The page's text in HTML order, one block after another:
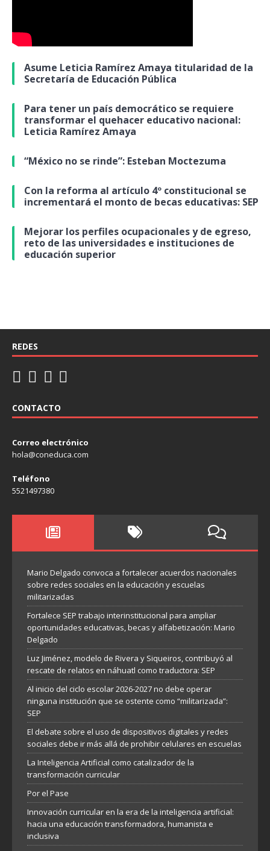
Asume Leticia Ramírez Amaya titularidad de la
Secretaría de Educación Pública
Para tener un país democrático se requiere
transformar el quehacer educativo nacional:
Leticia Ramírez Amaya
“México no se rinde”: Esteban Moctezuma
Con la reforma al artículo 4º constitucional se
incrementará el monto de becas educativas: SEP
Mejorar los perfiles ocupacionales y de egreso,
reto de las universidades e instituciones de
educación superior
REDES
CONTACTO
Correo electrónico
hola@coneduca.com
Teléfono
5521497380
Mario Delgado convoca a fortalecer acuerdos nacionales
sobre redes sociales en la educación y escuelas
militarizadas
Fortalece SEP trabajo interinstitucional para ampliar
oportunidades educativas, becas y alfabetización: Mario
Delgado
Luz Jiménez, modelo de Rivera y Siqueiros, contribuyó al
rescate de relatos en náhuatl como traductora: SEP
Al inicio del ciclo escolar 2026-2027 no debe operar
ninguna institución que se ostente como “militarizada”:
SEP
El debate sobre el uso de dispositivos digitales y redes
sociales debe ir más allá de prohibir celulares en escuelas
La Inteligencia Artificial como catalizador de la
transformación curricular
Por el Pase
Innovación curricular en la era de la inteligencia artificial:
hacia una educación transformadora, humanista e
inclusiva